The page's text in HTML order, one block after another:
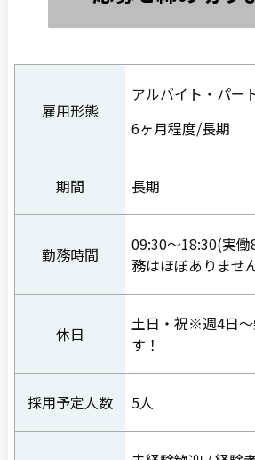
雇用形態
アルバイト・パー
6ヶ月程度/長期
期間 長期
勤務時間
09:30〜18:30(実
務はほぼありませ
休日
土日・祝※週4日
す！
採用予定人数 5人